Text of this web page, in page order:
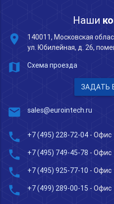
Наши
place
140011, Московская
ул. Юбилейная, д. 26,
map Схема проезда
ЗАДАТЬ
mail sales@eurointech.ru
phone +7 (495) 228-72-04 - Офис
phone +7 (495) 749-45-78 - Офис
phone +7 (495) 925-77-10 - Офис
phone +7 (499) 289-00-15 - Офис